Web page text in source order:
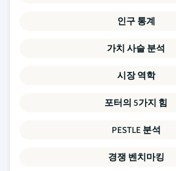
인구 통계
가치 사슬 분석
시장 역학
포터의 5가지 힘
PESTLE 분석
경쟁 벤치마킹